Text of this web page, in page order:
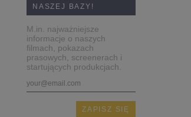
NASZEJ BAZY!
M.in. najważniejsze
informacje o naszych
filmach, pokazach
prasowych, screenerach i
startujących produkcjach.